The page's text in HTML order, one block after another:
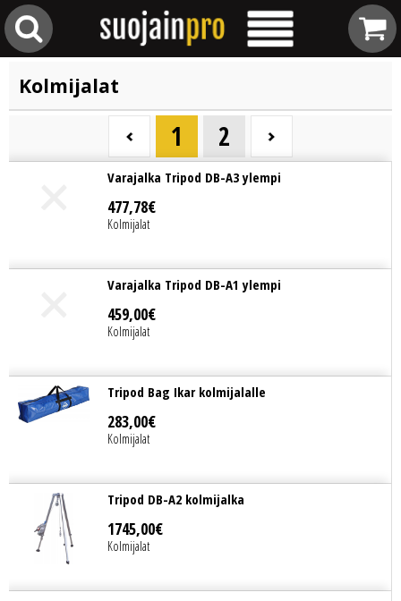
Kolmijalat
1 2
Varajalka Tripod DB-A3 ylempi
477,78€
Kolmijalat
Varajalka Tripod DB-A1 ylempi
459,00€
Kolmijalat
Tripod Bag Ikar kolmijalalle
283,00€
Kolmijalat
Tripod DB-A2 kolmijalka
1745,00€
Kolmijalat